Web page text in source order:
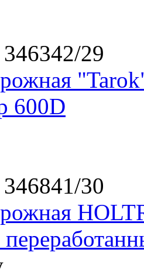
29
600D
30